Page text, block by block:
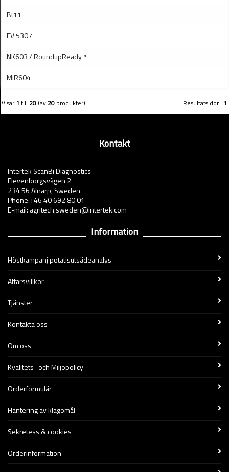
Bt11
EV 5307
NK603 / RoundupReady™
MIR604
Visar1 till 20 (av 20 produkter) Resultatsidor: 1
Kontakt
Intertek ScanBi Diagnostics
Elevenborgsvägen 2
234 56 Alnarp, Sweden
Phone:+46 40 692 80 01
E-mail: agritech.sweden@intertek.com
Information
Höstkampanj potatisutsädeanalys
Affärsvillkor
Tjänster
Kontakta oss
Om oss
Kvalitets- och Miljöpolicy
Orderformulär
Hantering av klagomål
Sekretess & cookies
Orderinformation